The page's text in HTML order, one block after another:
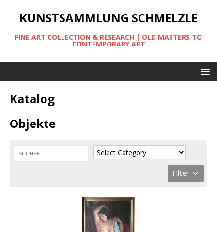
KUNSTSAMMLUNG SCHMELZLE
FINE ART COLLECTION & RESEARCH | OLD MASTERS TO
CONTEMPORARY ART
Katalog
Objekte
Filter